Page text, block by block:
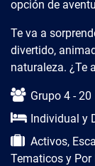
opción de
Te va a
divertido,
naturaleza. ¿Te
Descripción del
Grupo 4 - 20
Individual y
Activos,
Tematicos y Por